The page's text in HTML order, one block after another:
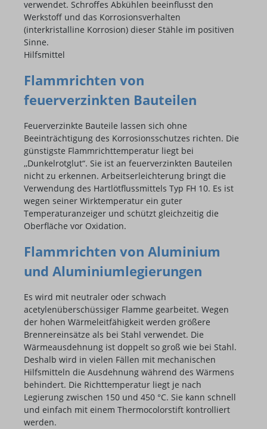
verwendet. Schroffes Abkühlen beeinflusst den
Werkstoff und das Korrosionsverhalten
(interkristalline Korrosion) dieser Stähle im positiven
Sinne.
Hilfsmittel
Flammrichten von
feuerverzinkten Bauteilen
Feuerverzinkte Bauteile lassen sich ohne
Beeinträchtigung des Korrosionsschutzes richten. Die
günstigste Flammrichttemperatur liegt bei
,,Dunkelrotglut“. Sie ist an feuerverzinkten Bauteilen
nicht zu erkennen. Arbeitserleichterung bringt die
Verwendung des Hartlötflussmittels Typ FH 10. Es ist
wegen seiner Wirktemperatur ein guter
Temperaturanzeiger und schützt gleichzeitig die
Oberfläche vor Oxidation.
Flammrichten von Aluminium
und Aluminiumlegierungen
Es wird mit neutraler oder schwach
acetylenüberschüssiger Flamme gearbeitet. Wegen
der hohen Wärmeleitfähigkeit werden größere
Brennereinsätze als bei Stahl verwendet. Die
Wärmeausdehnung ist doppelt so groß wie bei Stahl.
Deshalb wird in vielen Fällen mit mechanischen
Hilfsmitteln die Ausdehnung während des Wärmens
behindert. Die Richttemperatur liegt je nach
Legierung zwischen 150 und 450 °C. Sie kann schnell
und einfach mit einem Thermocolorstift kontrolliert
werden.